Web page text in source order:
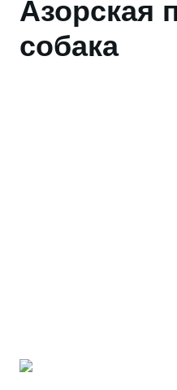
Азорская
собака